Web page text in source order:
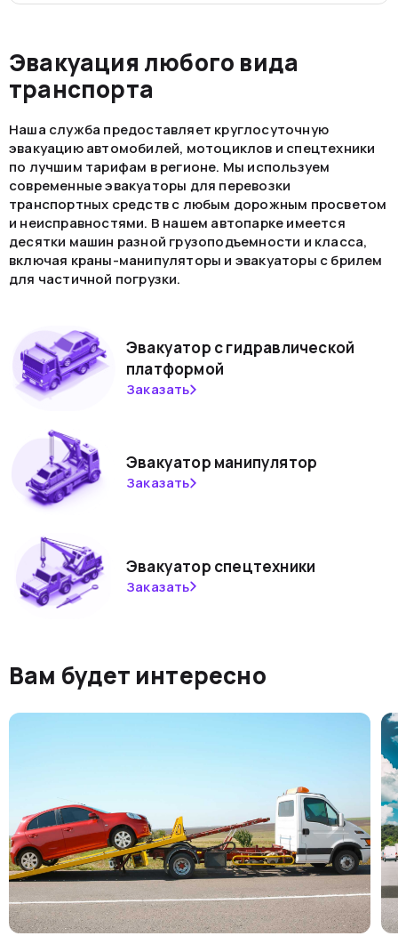
Эвакуация любого вида
транспорта
Наша служба предоставляет круглосуточную
эвакуацию автомобилей, мотоциклов и спецтехники
по лучшим тарифам в регионе. Мы используем
современные эвакуаторы для перевозки
транспортных средств с любым дорожным просветом
и неисправностями. В нашем автопарке имеется
десятки машин разной грузоподъемности и класса,
включая краны-манипуляторы и эвакуаторы с брилем
для частичной погрузки.
Эвакуатор с гидравлической
платформой
Заказать
Эвакуатор манипулятор
Заказать
Эвакуатор спецтехники
Заказать
Вам будет интересно